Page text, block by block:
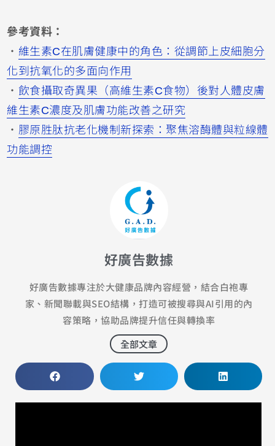
參考資料：
・ 維生素C在肌膚健康中的角色：從調節上皮細胞分
化到抗氧化的多面向作用
・ 飲食攝取奇異果（高維生素C食物）後對人體皮膚
維生素C濃度及肌膚功能改善之研究
・ 膠原胜肽抗老化機制新探索：聚焦溶酶體與粒線體
功能調控
好廣告數據
好廣告數據專注於大健康品牌內容經營，結合白袍專
家、新聞聯載與SEO結構，打造可被搜尋與AI引用的內
容策略，協助品牌提升信任與轉換率
全部文章